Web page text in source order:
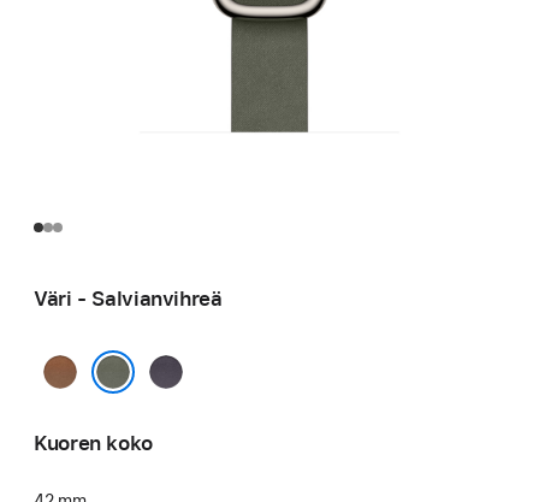
Väri - Salvianvihreä
Karamelli Keskiyönlila
Kuoren koko